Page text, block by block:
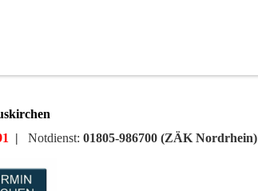
| Notdienst: 01805-986700 (ZÄK Nordrhein)